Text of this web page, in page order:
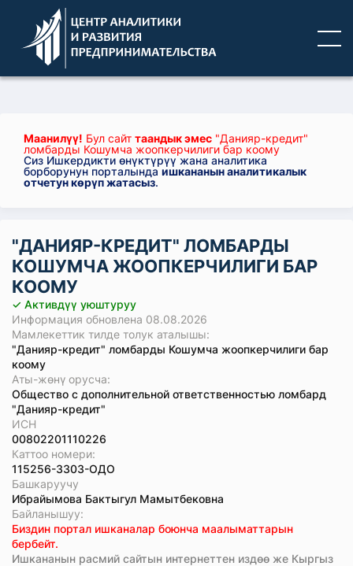
Маанилүү! Бул сайт таандык эмес "Данияр-кредит"
ломбарды Кошумча жоопкерчилиги бар коому
Сиз Ишкердикти өнүктүрүү жана аналитика
борборунун порталындаишкананын аналитикалык
отчетун көрүп жатасыз.
"ДАНИЯР-КРЕДИТ" ЛОМБАРДЫ
КОШУМЧА ЖООПКЕРЧИЛИГИ БАР
КООМУ
✓ Активдүү уюштуруу
Информация обновлена 08.08.2026
Мамлекеттик тилде толук аталышы:
"Данияр-кредит" ломбарды Кошумча жоопкерчилиги бар
коому
Аты-жөнү орусча:
Общество с дополнительной ответственностью ломбард
"Данияр-кредит"
ИСН
00802201110226
Каттоо номери:
115256-3303-ОДО
Башкаруучу
Ибрайымова Бактыгул Мамытбековна
Байланышуу:
Биздин портал ишканалар боюнча маалыматтарын
бербейт.
Ишкананын расмий сайтын интернеттен издөө же Кыргыз